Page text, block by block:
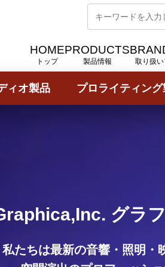
HOME
トップ
PRODUCTS
製品情報 取り扱
ィオ製品 プロライティング
グラ
私たちは最新の音響・照明・